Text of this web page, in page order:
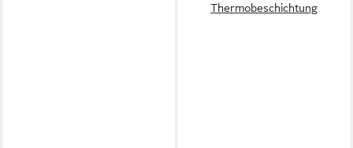
Thermobeschichtung